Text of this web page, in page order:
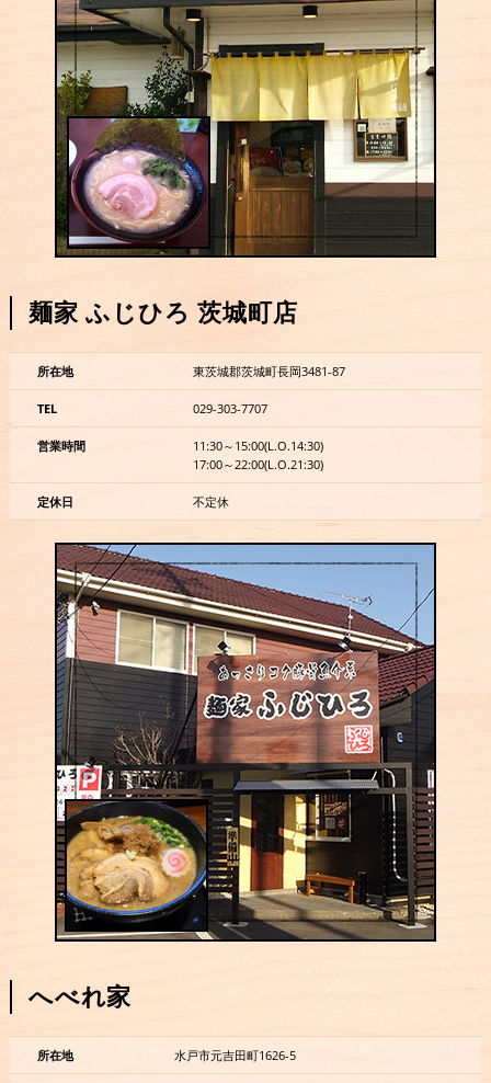
麺家 ふじひろ 茨城町店
所在地 東茨城郡茨城町長岡3481-87
TEL 029-303-7707
営業時間
11:30～15:00(L.O.14:30)
17:00～22:00(L.O.21:30)
定休日 不定休
へべれ家
所在地 水戸市元吉田町1626-5